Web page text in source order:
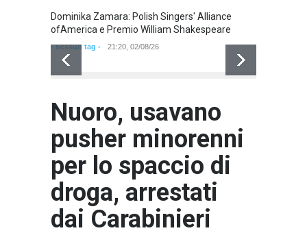
Dominika Zamara: Polish Singers' Alliance
ofAmerica e Premio William Shakespeare
- nessun tag - 21:20, 02/08/26
Nuoro, usavano
pusher minorenni
per lo spaccio di
droga, arrestati
dai Carabinieri